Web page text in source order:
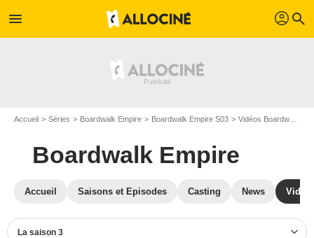
menu profil search
Accueil Séries Boardwalk Empire Boardwalk Empire S03 Vidéos Boardwalk Empire
Boardwalk Empire
Accueil Saisons et Episodes Casting News
La saison 3